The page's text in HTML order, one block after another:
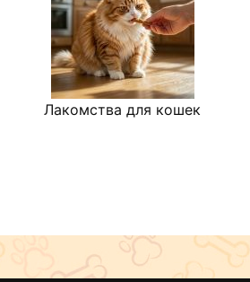
Лакомства для кошек